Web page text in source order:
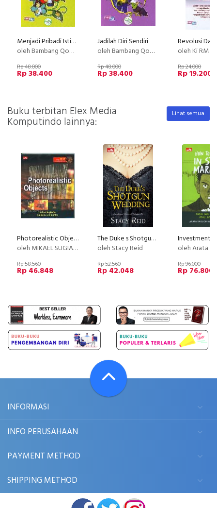
Menjadi Pribadi Istimewa
oleh Bambang Qomruzzman
Rp 48.000
Rp 38.400
Jadilah Diri Sendiri
oleh Bambang Qomruzzman
Rp 48.000
Rp 38.400
oleh Ki RM Ismunandar C.
Rp 24.000
Rp 19.200
Buku terbitan Elex Media
Komputindo lainnya:
Lihat semua
Photorealistic Objects
oleh MIKAEL SUGIANTO & SMITDEV COMMUNITY
Rp 58.560
Rp 46.848
The Duke s Shotgun Wedding - Scandalous House of Calydon #1
oleh Stacy Reid
Rp 52.560
Rp 42.048
oleh Arata Yaguchi,
Rp 96.000
Rp 76.800
INFORMASI
INFO PERUSAHAAN
PAYMENT METHOD
SHIPPING METHOD